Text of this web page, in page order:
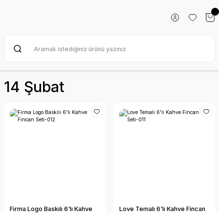
14 Şubat
Firma Logo Baskılı 6'lı Kahve
Love Temalı 6'lı Kahve Fincan